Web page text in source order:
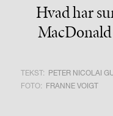
Hvad har
MacDonald
TEKST: PETER NICOLAI
FOTO: FRANNE VOIGT